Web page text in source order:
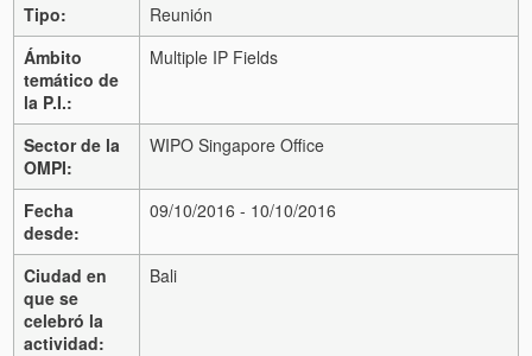
Tipo:
Reunión
Ámbito
temático de
la P.I.:
Multiple IP Fields
Sector de la
OMPI:
WIPO Singapore Office
Fecha
desde:
09/10/2016 - 10/10/2016
Ciudad en
que se
celebró la
actividad:
Bali